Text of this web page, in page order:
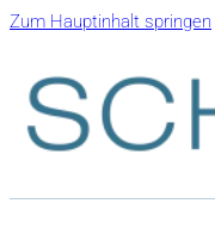
Zum Hauptinhalt springen